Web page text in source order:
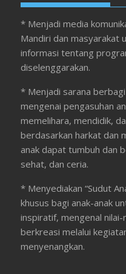
* Menjadi media
Mandiri dan masyarakat
informasi tentang
diselenggarakan.
* Menjadi sarana
mengenai pengasuhan
memelihara, mendidik,
berdasarkan harkat dan
anak dapat tumbuh dan
sehat, dan ceria.
* Menyediakan “Sudut
khusus bagi anak-anak
inspiratif, mengenal nilai-
berkreasi melalui
menyenangkan.